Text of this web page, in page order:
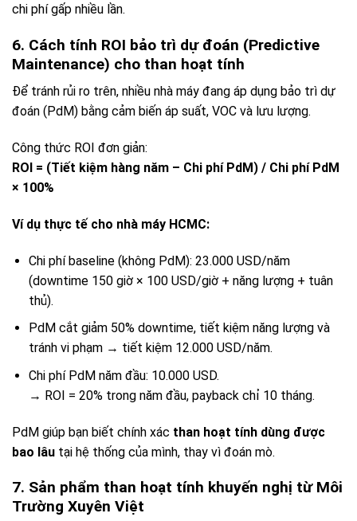
chi phí gấp nhiều lần.
6. Cách tính ROI bảo trì dự đoán (Predictive
Maintenance) cho than hoạt tính
Để tránh rủi ro trên, nhiều nhà máy đang áp dụng bảo trì dự
đoán (PdM) bằng cảm biến áp suất, VOC và lưu lượng.
Công thức ROI đơn giản:
ROI = (Tiết kiệm hàng năm – Chi phí PdM) / Chi phí PdM
× 100%
Ví dụ thực tế cho nhà máy HCMC:
Chi phí baseline (không PdM): 23.000 USD/năm
(downtime 150 giờ × 100 USD/giờ + năng lượng + tuân
thủ).
PdM cắt giảm 50% downtime, tiết kiệm năng lượng và
tránh vi phạm → tiết kiệm 12.000 USD/năm.
Chi phí PdM năm đầu: 10.000 USD.
→ ROI = 20% trong năm đầu, payback chỉ 10 tháng.
PdM giúp bạn biết chính xác than hoạt tính dùng được
bao lâu tại hệ thống của mình, thay vì đoán mò.
7. Sản phẩm than hoạt tính khuyến nghị từ Môi
Trường Xuyên Việt